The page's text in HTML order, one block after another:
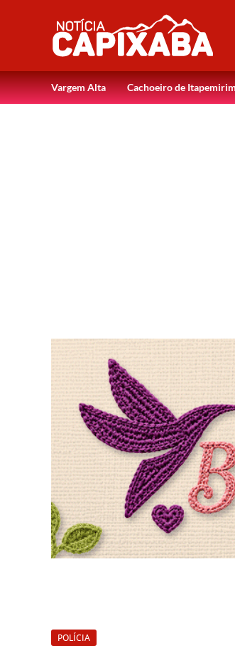
Vargem Alta Cachoeiro de Itapemirim
POLÍCIA